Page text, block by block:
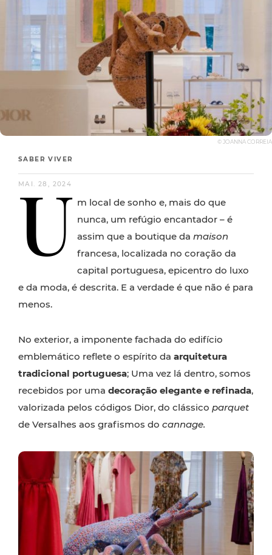
© JOANNA CORREIA
SABER VIVER
MAI. 28, 2024
U m local de sonho e, mais do que
nunca, um refúgio encantador – é
assim que a boutique da maison
francesa, localizada no coração da
capital portuguesa, epicentro do luxo
e da moda, é descrita. E a verdade é que não é para
menos.
No exterior, a imponente fachada do edifício
emblemático reflete o espírito da arquitetura
tradicional portuguesa; Uma vez lá dentro, somos
recebidos por uma decoração elegante e refinada,
valorizada pelos códigos Dior, do clássico parquet
de Versalhes aos grafismos do cannage.